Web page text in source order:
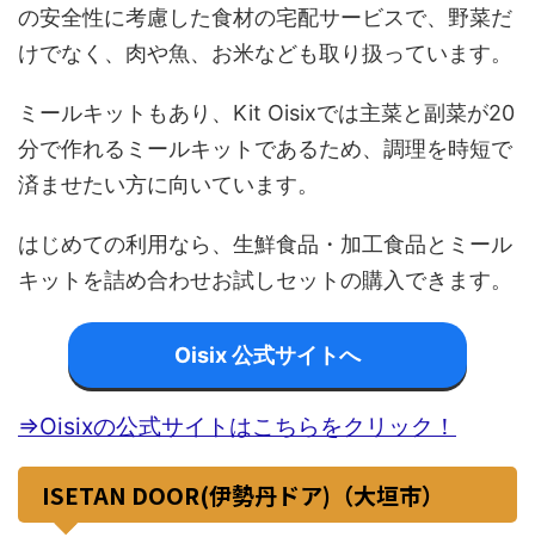
の安全性に考慮した食材の宅配サービスで、野菜だ
けでなく、肉や魚、お米なども取り扱っています。
ミールキットもあり、Kit Oisixでは主菜と副菜が20
分で作れるミールキットであるため、調理を時短で
済ませたい方に向いています。
はじめての利用なら、生鮮食品・加工食品とミール
キットを詰め合わせお試しセットの購入できます。
Oisix 公式サイトへ
⇒Oisixの公式サイトはこちらをクリック！
ISETAN DOOR(伊勢丹ドア)（大垣市）